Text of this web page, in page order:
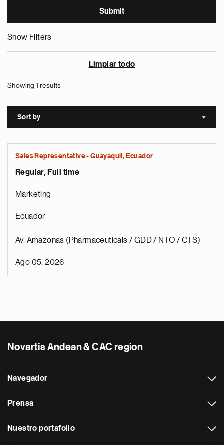
Show Filters
Limpiar todo
Showing 1 results
Sort by Sort
Sales Representative - Guayaquil, Ecuador
Regular, Full time
Marketing
Ecuador
Av. Amazonas (Pharmaceuticals / GDD / NTO / CTS)
Ago 05, 2026
Novartis Andean & CAC region
Navegador
Prensa
Nuestro portafolio